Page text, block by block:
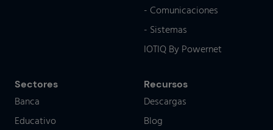
- Comunicaciones
- Sistemas
IOTIQ By Powernet
Sectores
Banca
Educativo
Recursos
Descargas
Blog